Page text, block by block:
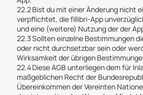
22.2 Bist du mit einer Änderung nicht
verpflichtet, die fillibri-App
und eine (weitere) Nutzung der der
22.3 Sollten einzelne Bestimmungen
oder nicht durchsetzbar sein oder
Wirksamkeit der übrigen
22.4 Diese AGB unterliegen dem für
maßgeblichen Recht der
Übereinkommen der Vereinten